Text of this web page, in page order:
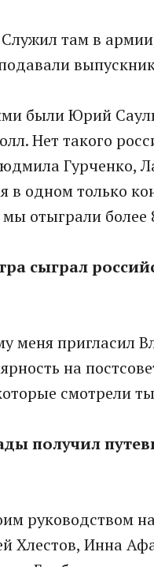
там в
были Юрий
Нет такого
Гурченко,
одном только
отыграли более
сыграл
меня пригласил
на
смотрели
получил
руководством
Хлестов, Инна